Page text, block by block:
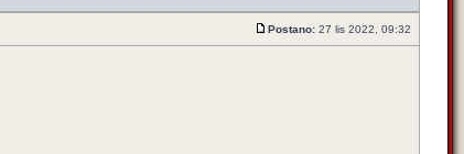
Postano: 27 lis 2022, 09:32